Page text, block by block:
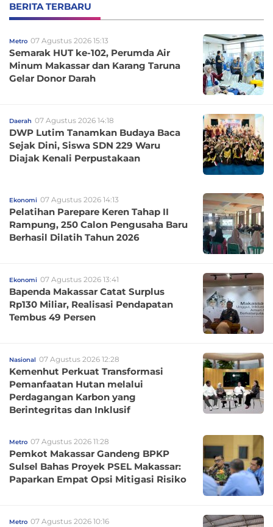
BERITA TERBARU
Metro 07 Agustus 2026 15:13
Semarak HUT ke-102, Perumda Air
Minum Makassar dan Karang Taruna
Gelar Donor Darah
Daerah 07 Agustus 2026 14:18
DWP Lutim Tanamkan Budaya Baca
Sejak Dini, Siswa SDN 229 Waru
Diajak Kenali Perpustakaan
Ekonomi 07 Agustus 2026 14:13
Pelatihan Parepare Keren Tahap II
Rampung, 250 Calon Pengusaha Baru
Berhasil Dilatih Tahun 2026
Ekonomi 07 Agustus 2026 13:41
Bapenda Makassar Catat Surplus
Rp130 Miliar, Realisasi Pendapatan
Tembus 49 Persen
Nasional 07 Agustus 2026 12:28
Kemenhut Perkuat Transformasi
Pemanfaatan Hutan melalui
Perdagangan Karbon yang
Berintegritas dan Inklusif
Metro 07 Agustus 2026 11:28
Pemkot Makassar Gandeng BPKP
Sulsel Bahas Proyek PSEL Makassar:
Paparkan Empat Opsi Mitigasi Risiko
Metro 07 Agustus 2026 10:16